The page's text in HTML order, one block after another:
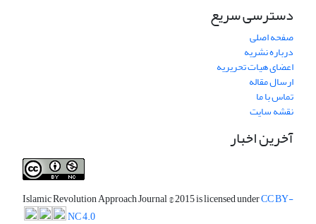
دسترسی سریع
صفحه اصلی
درباره نشریه
اعضای هیات تحریریه
ارسال مقاله
تماس با ما
نقشه سایت
آخرین اخبار
Islamic Revolution Approach Journal© 2015 is licensed underCC BY-
NC 4.0